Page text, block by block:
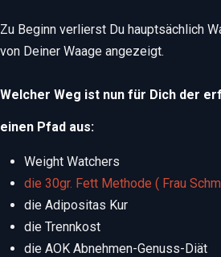
Zu Beginn verlierst Du hauptsächlich
von Deiner Waage angezeigt.
Welcher Weg ist nun für Dich der
einen Pfad aus:
Weight Watchers
die 30gr. Fett Methode ( Frau
die Adipositas Kur
die Trennkost
die AOK Abnehmen-Genuss-Diät